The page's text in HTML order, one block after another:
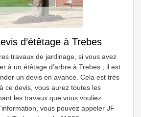
d’étêtage à Trebes
travaux de jardinage, si vous avez
à un étêtage d’arbre à Trebes ; il est
un devis en avance. Cela est très
ce devis, vous aurez toutes les
les travaux que vous vouliez
vous pouvez appeler JF